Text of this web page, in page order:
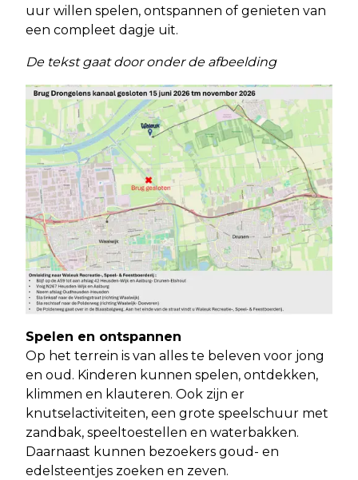
uur willen spelen, ontspannen of genieten van
een compleet dagje uit.
De tekst gaat door onder de afbeelding
Spelen en ontspannen
Op het terrein is van alles te beleven voor jong
en oud. Kinderen kunnen spelen, ontdekken,
klimmen en klauteren. Ook zijn er
knutselactiviteiten, een grote speelschuur met
zandbak, speeltoestellen en waterbakken.
Daarnaast kunnen bezoekers goud- en
edelsteentjes zoeken en zeven.